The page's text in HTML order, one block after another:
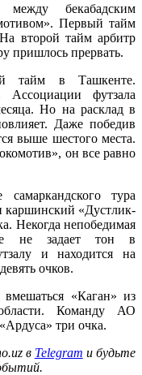
бекабадским
Первый тайм
второй тайм арбитр
пришлось прервать.
тайм в Ташкенте.
футзала
Но на расклад в
Даже победив
выше шестого места.
он все равно
тура
каршинский «Дустлик-
Некогда непобедимая
не задает тон в
и находится на
очков.
«Каган» из
Команду АО
три очка.
в Telegram и будьте